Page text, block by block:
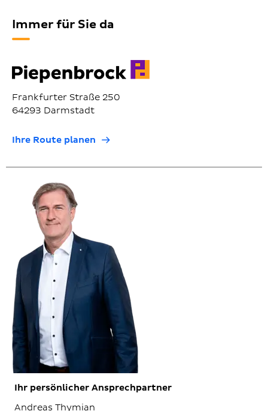
Immer für Sie da
Frankfurter Straße 250
64293 Darmstadt
Ihre Route planen
Ihr persönlicher Ansprechpartner
Andreas Thymian